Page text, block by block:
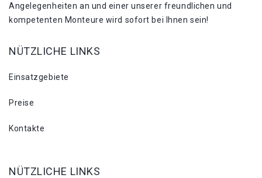
Angelegenheiten an und einer unserer freundlichen und
kompetenten Monteure wird sofort bei Ihnen sein!
NÜTZLICHE LINKS
Einsatzgebiete
Preise
Kontakte
NÜTZLICHE LINKS